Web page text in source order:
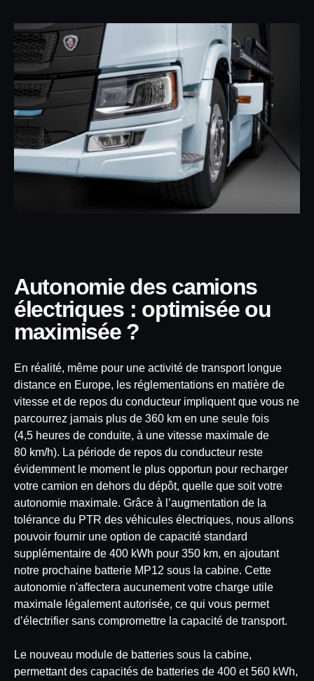
Autonomie des camions
électriques : optimisée ou
maximisée ?
En réalité, même pour une activité de transport longue
distance en Europe, les réglementations en matière de
vitesse et de repos du conducteur impliquent que vous ne
parcourrez jamais plus de 360 km en une seule fois
(4,5 heures de conduite, à une vitesse maximale de
80 km/h). La période de repos du conducteur reste
évidemment le moment le plus opportun pour recharger
votre camion en dehors du dépôt, quelle que soit votre
autonomie maximale. Grâce à l’augmentation de la
tolérance du PTR des véhicules électriques, nous allons
pouvoir fournir une option de capacité standard
supplémentaire de 400 kWh pour 350 km, en ajoutant
notre prochaine batterie MP12 sous la cabine. Cette
autonomie n'affectera aucunement votre charge utile
maximale légalement autorisée, ce qui vous permet
d’électrifier sans compromettre la capacité de transport.
Le nouveau module de batteries sous la cabine,
permettant des capacités de batteries de 400 et 560 kWh,